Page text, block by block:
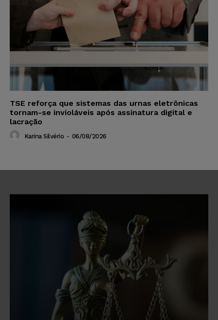
TSE reforça que sistemas das urnas eletrônicas
tornam-se invioláveis após assinatura digital e
lacração
Karina Silvério - 06/08/2026